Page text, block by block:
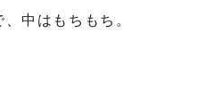
中はもちもち。